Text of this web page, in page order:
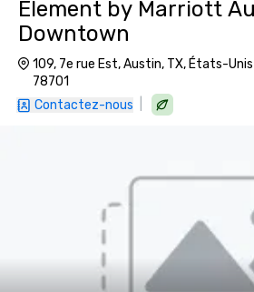
Element by Marriott
Downtown
109, 7e rue Est, Austin, TX, États-
78701
Contactez-nous